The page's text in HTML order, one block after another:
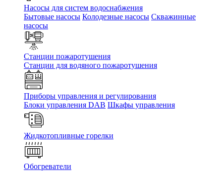
Насосы для систем водоснабжения
Бытовые насосы Колодезные насосы Скважинные
насосы
Станции пожаротушения
Станции для водяного пожаротушения
Приборы управления и регулирования
Блоки управления DAB Шкафы управления
Жидкотопливные горелки
Обогреватели